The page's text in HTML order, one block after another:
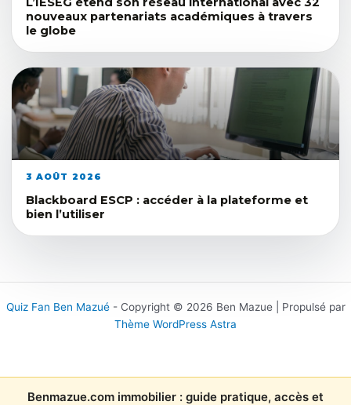
nouveaux partenariats académiques à travers
le globe
3 AOÛT 2026
Blackboard ESCP : accéder à la plateforme et
bien l’utiliser
Quiz Fan Ben Mazué- Copyright © 2026 Ben Mazue | Propulsé par
Thème WordPress Astra
Benmazue.com immobilier : guide pratique, accès et